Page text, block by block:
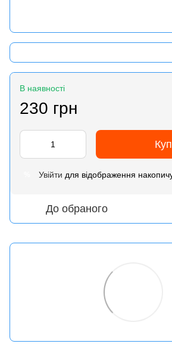
В наявності
230 грн
Увійти для відображення
До обраного